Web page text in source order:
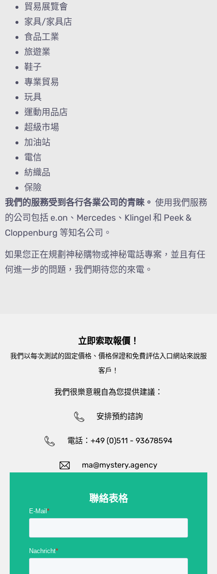
貿易展覽會
家具/家具店
食品工業
旅遊業
鞋子
專業貿易
玩具
運動用品店
超級市場
加油站
電信
紡織品
保險
我們的服務受到各行各業公司的青睞。 使用我們服務
的公司包括 e.on、Mercedes、Klingel 和 Peek &
Cloppenburg 等知名公司。
如果您正在規劃神秘購物或神秘電話專案，並且有任
何進一步的問題，我們期待您的來電。
立即索取報價！
我們以每次測試的固定價格、價格保證和免費評估入口網站來說服
客戶！
我們很樂意親自為您提供建議：
安排預約諮詢
電話：+49 (0)511 - 93678594
ma@mystery.agency
聯絡表格